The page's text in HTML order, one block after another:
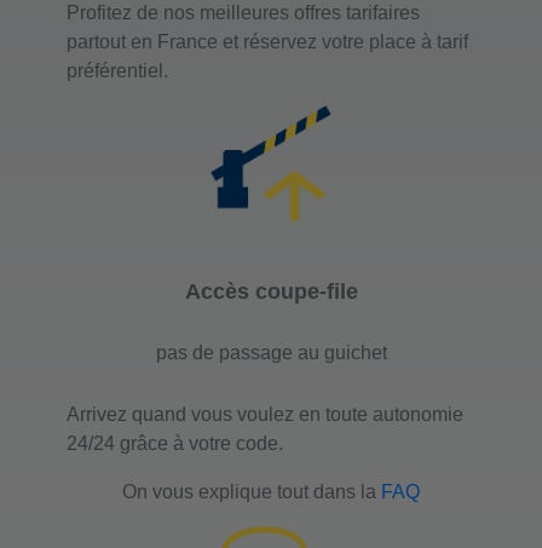
Profitez de nos meilleures offres tarifaires
partout en France et réservez votre place à tarif
préférentiel.
Accès coupe-file
pas de passage au guichet
Arrivez quand vous voulez en toute autonomie
24/24 grâce à votre code.
On vous explique tout dans la FAQ